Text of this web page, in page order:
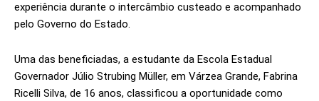
experiência durante o intercâmbio custeado e acompanhado
pelo Governo do Estado.
Uma das beneficiadas, a estudante da Escola Estadual
Governador Júlio Strubing Müller, em Várzea Grande, Fabrina
Ricelli Silva, de 16 anos, classificou a oportunidade como